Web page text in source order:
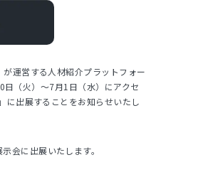
運営する人材紹介プラットフォー
（火）～7月1日（水）にアクセ
に出展することをお知らせいたし
会に出展いたします。